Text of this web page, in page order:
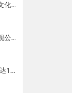
华严世界：为南山旅游景区再添宗教文化胜景
济南青岛每天开行旅客列车174趟 实现公交化
春节期间 烟台南山公园累计接待游客达10万人次